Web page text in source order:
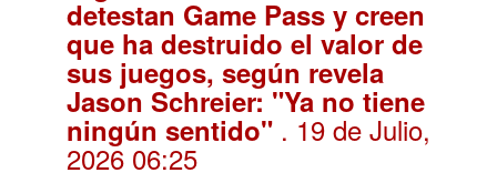
detestan Game Pass y creen
que ha destruido el valor de
sus juegos, según revela
Jason Schreier: "Ya no tiene
ningún sentido" . 19 de Julio,
2026 06:25